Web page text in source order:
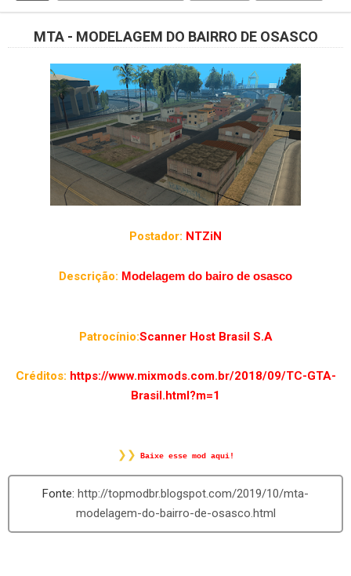
MTA - MODELAGEM DO BAIRRO DE OSASCO
Postador: NTZiN
Descrição: Modelagem do bairo de osasco
Patrocínio:Scanner Host Brasil S.A
Créditos: https://www.mixmods.com.br/2018/09/TC-GTA-
Brasil.html?m=1
❯❯ Baixe esse mod aqui!
http://topmodbr.blogspot.com/2019/10/mta-
modelagem-do-bairro-de-osasco.html